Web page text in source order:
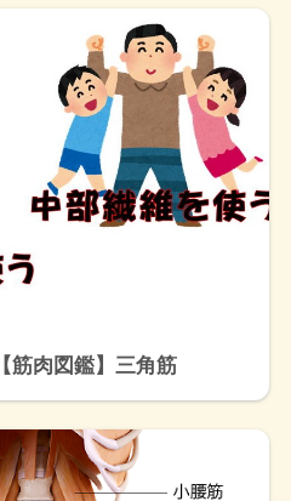
筋肉図鑑】三角筋